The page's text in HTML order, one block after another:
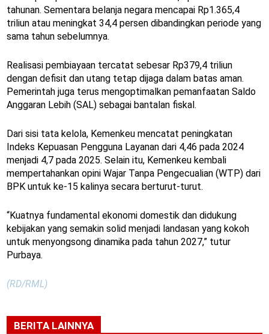
tahunan. Sementara belanja negara mencapai Rp1.365,4
triliun atau meningkat 34,4 persen dibandingkan periode yang
sama tahun sebelumnya.
Realisasi pembiayaan tercatat sebesar Rp379,4 triliun
dengan defisit dan utang tetap dijaga dalam batas aman.
Pemerintah juga terus mengoptimalkan pemanfaatan Saldo
Anggaran Lebih (SAL) sebagai bantalan fiskal.
Dari sisi tata kelola, Kemenkeu mencatat peningkatan
Indeks Kepuasan Pengguna Layanan dari 4,46 pada 2024
menjadi 4,7 pada 2025. Selain itu, Kemenkeu kembali
mempertahankan opini Wajar Tanpa Pengecualian (WTP) dari
BPK untuk ke-15 kalinya secara berturut-turut.
“Kuatnya fundamental ekonomi domestik dan didukung
kebijakan yang semakin solid menjadi landasan yang kokoh
untuk menyongsong dinamika pada tahun 2027,” tutur
Purbaya.
(RD/RML)
BERITA LAINNYA